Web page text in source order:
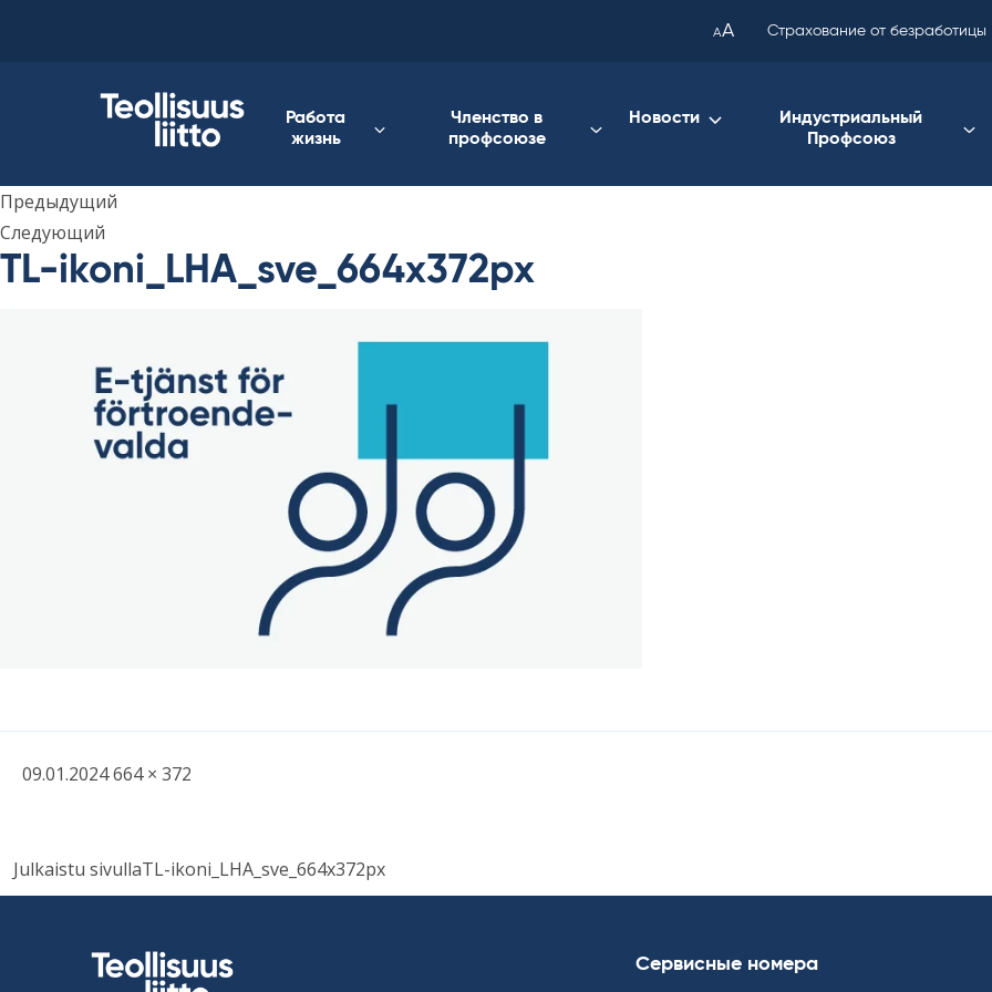
AA Страхование от безработицы
Работа
жизнь
Членство в
профсоюзе
Новости
Индустриальный
Профсоюз
Предыдущий
Следующий
TL-ikoni_LHA_sve_664x372px
Kirjoitettu
09.01.2024Täysikokoinen
664 × 372
Навигация
записям
Julkaistu sivullaTL-ikoni_LHA_sve_664x372px
your
Сервисные номера